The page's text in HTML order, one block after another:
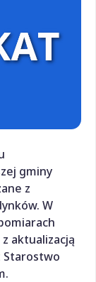
gminy
z
W
aktualizacją
Starostwo